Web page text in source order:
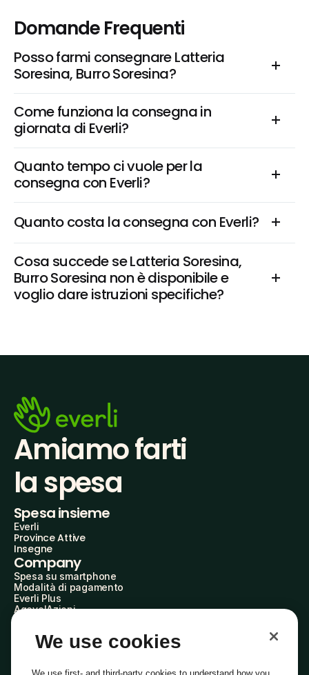
Domande Frequenti
Posso farmi consegnare Latteria
Soresina, Burro Soresina?
Come funziona la consegna in
giornata di Everli?
Quanto tempo ci vuole per la
consegna con Everli?
Quanto costa la consegna con Everli?
Cosa succede se Latteria Soresina,
Burro Soresina non è disponibile e
voglio dare istruzioni specifiche?
Amiamo farti
la spesa
Spesa insieme
Everli
Province Attive
Insegne
Company
Spesa su smartphone
Modalità di pagamento
Everli Plus
AgevolAzioni
Everli Shoppers
Scopri chi siamo
We use cookies